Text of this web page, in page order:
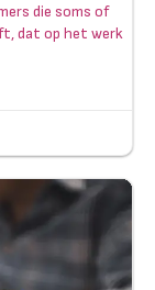
die soms of
dat op het werk